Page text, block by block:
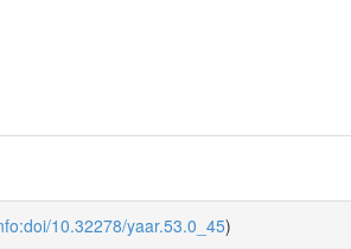
10.32278/yaar.53.0_45)